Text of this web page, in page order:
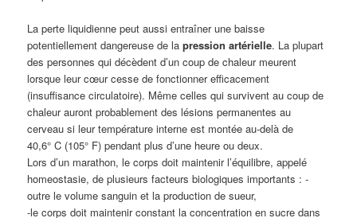
La perte liquidienne peut aussi entraîner une baisse
potentiellement dangereuse de la pression artérielle. La plupart
des personnes qui décèdent d’un coup de chaleur meurent
lorsque leur cœur cesse de fonctionner efficacement
(insuffisance circulatoire). Même celles qui survivent au coup de
chaleur auront probablement des lésions permanentes au
cerveau si leur température interne est montée au-delà de
40,6° C (105° F) pendant plus d’une heure ou deux.
Lors d’un marathon, le corps doit maintenir l’équilibre, appelé
homeostasie, de plusieurs facteurs biologiques importants : -
outre le volume sanguin et la production de sueur,
-le corps doit maintenir constant la concentration en sucre dans